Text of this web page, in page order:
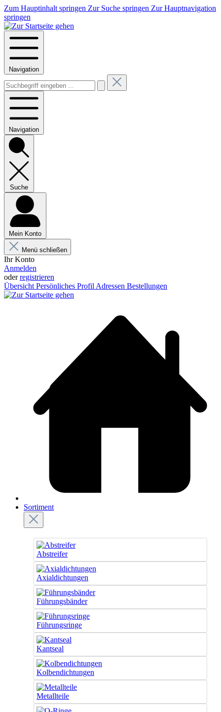
Zum Hauptinhalt springen Zur Suche springen Zur Hauptnavigation
springen
Navigation
Navigation
Suche
Mein Konto
Menü schließen
Ihr Konto
Anmelden
oderregistrieren
Übersicht Persönliches Profil Adressen Bestellungen
Sortiment
Abstreifer
Axialdichtungen
Führungsbänder
Führungsringe
Kantseal
Kolbendichtungen
Metallteile